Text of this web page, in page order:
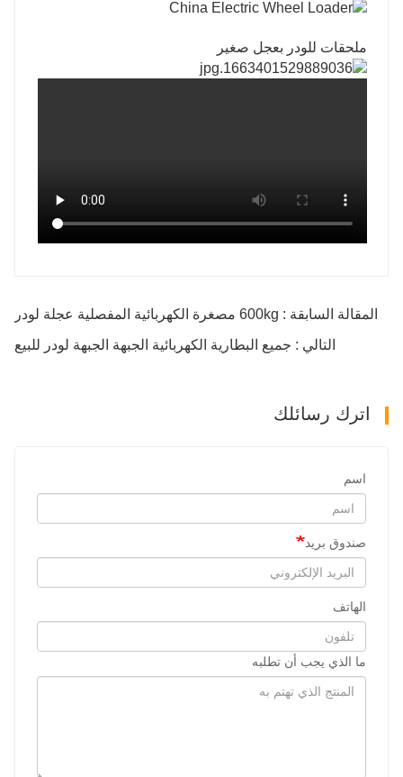
ملحقات للودر بعجل صغير
المقالة السابقة : 600kg مصغرة الكهربائية المفصلية عجلة لودر
التالي : جميع البطارية الكهربائية الجبهة الجبهة لودر للبيع
اترك رسائلك
اسم
صندوق بريد
الهاتف
ما الذي يجب أن تطلبه